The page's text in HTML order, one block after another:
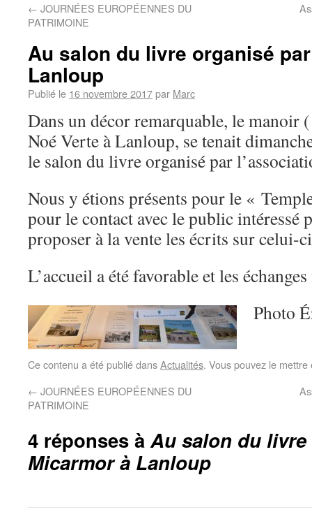
← JOURNÉES EUROPÉENNES DU
PATRIMOINE
Au salon du livre organisé
Lanloup
Publié le 16 novembre 2017par Marc
Dans un décor remarquable, le manoir
Noé Verte à Lanloup, se tenait
le salon du livre organisé par
Nous y étions présents pour le «
pour le contact avec le public intéressé
proposer à la vente les écrits sur celui-
L’accueil a été favorable et les
Photo
Ce contenu a été publié dansActualités. Vous pouvez le
← JOURNÉES EUROPÉENNES DU
PATRIMOINE
4 réponses àAu salon du
Micarmor à Lanloup